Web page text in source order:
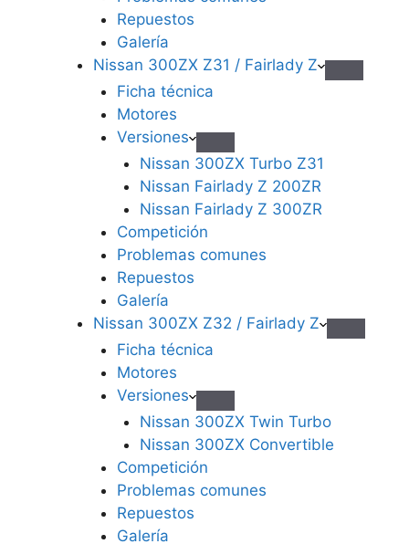
Repuestos
Galería
Nissan 300ZX Z31 / Fairlady Z
Ficha técnica
Motores
Versiones
Nissan 300ZX Turbo Z31
Nissan Fairlady Z 200ZR
Nissan Fairlady Z 300ZR
Competición
Problemas comunes
Repuestos
Galería
Nissan 300ZX Z32 / Fairlady Z
Ficha técnica
Motores
Versiones
Nissan 300ZX Twin Turbo
Nissan 300ZX Convertible
Competición
Problemas comunes
Repuestos
Galería